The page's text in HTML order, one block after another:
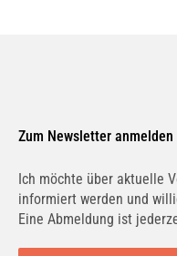
Zum Newsletter anmelden
Ich möchte über aktuelle
informiert werden und
Eine Abmeldung ist